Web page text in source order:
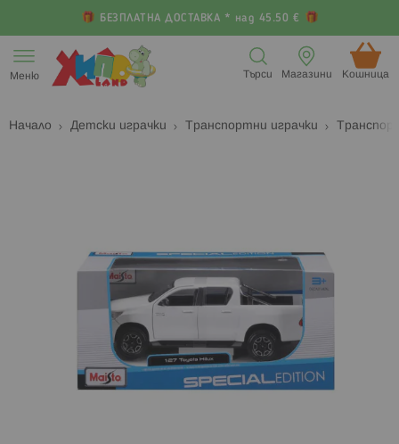
БЕЗПЛАТНА ДОСТАВКА * над 45.50 €
към
съдържанието
Меню Кошница (
Магазини
Търси
Начало Детски играчки Транспортни играчки
изображенията